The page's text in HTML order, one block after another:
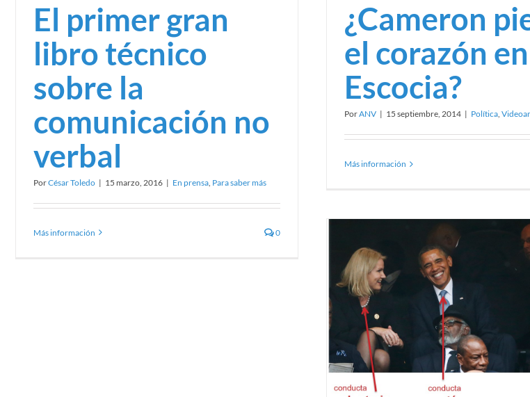
El primer gran
libro técnico
sobre la
comunicación no
verbal
PorCésar Toledo | 15 marzo, 2016 | En prensa Para saber más
Más información 0
¿Cameron
el corazón en
Escocia?
PorANV | 15 septiembre, 2014 | Política,
Más información